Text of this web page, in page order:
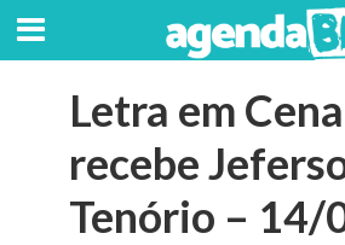
Letra em Cena
recebe
Tenório – 14/